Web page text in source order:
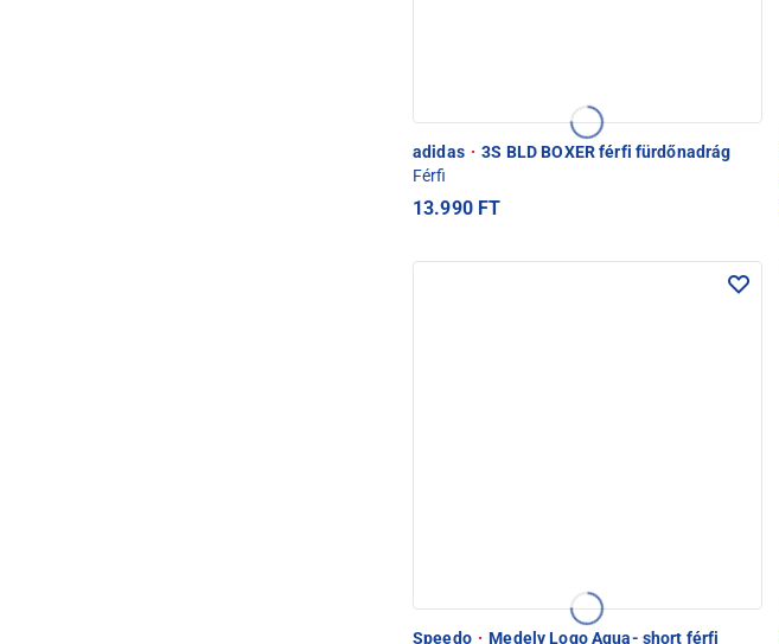
adidas · 3S BLD BOXER férfi fürdőnadrág
Férfi
13.990 FT
Speedo · Medely Logo Aqua- short férfi